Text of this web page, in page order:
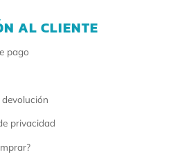
AL CLIENTE
pago
privacidad